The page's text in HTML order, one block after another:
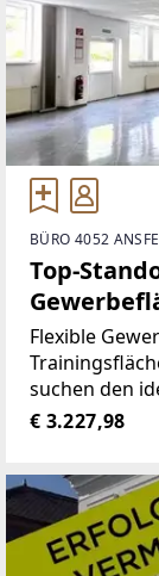
BÜRO 4052
Top-
Therapie
Flexible
suchen den
Yogastudio,
€ 3.227,98